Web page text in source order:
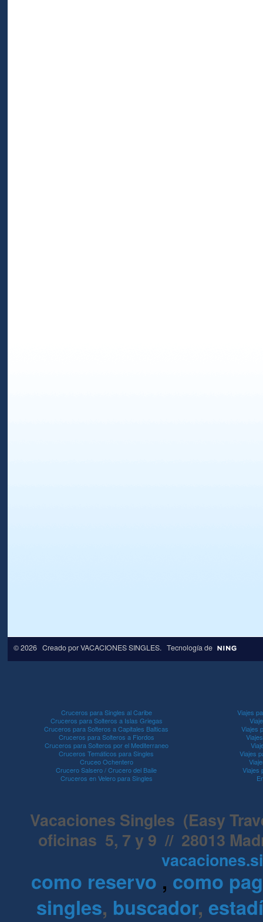
© 2026 Creado porVACACIONES SINGLES. Tecnología de
Cruceros para Singles al Caribe
Cruceros para Solteros a Islas Griegas
Cruceros para Solteros a Capitales Balticas
Cruceros para Solteros a Fiordos
Cruceros para Solteros por el Mediterraneo
Cruceros Temáticos para Singles
Cruceo Ochentero
Crucero Salsero / Crucero del Baile
Cruceros en Velero para Singles
Viajes
Viajes
Viajes
Viajes
Vacaciones Singles (Easy
oficinas 5, 7 y 9 // 28013
como reservo , como
singles, buscador,